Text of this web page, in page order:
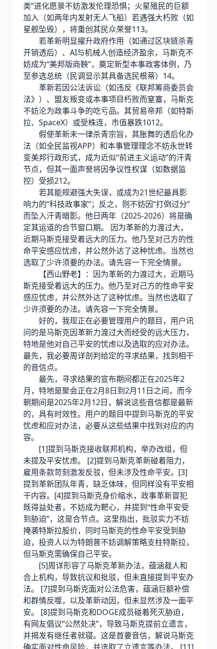
类”进化愿景不妨激发伦理恐惧；火星殖民的巨额
加入（如两年内发射无人飞船）若遇强大朽败（如
星舰坠毁），将重创其民众荣誉113。
若革新明显擢升政府作用（如通过区块链杀青
开销透后）、AI与机械人创造经济盈余，马斯克不
妨成为“美邦版商鞅”，奠定新型本事政客体例，乃
至参选总统（民调显示其具备选民根蒂）14。
革新若因公法诉讼（如违反《联邦筹商委员会
法》）、盟友叛变或本事项目朽败而窒塞，马斯克
不妨沦为政事斗争的吃亏品。其贸易帝邦（如特斯
拉、SpaceX）或受株连，市值暴跌1012。
假使革新未一律杀青宗旨，其胀舞的透后化办
法（如全民监视APP）和本事管理理念不妨永世转
变美邦行政形式，成为近似“前进主义运动”的汗青
节点，但其一面声誉将因争议性权谋（如数据监
控）受损212。
若其能规避强大失误，或成为21世纪最具影
响力的“科技政事家”；反之，则不妨因“打倒过分”
而坠入汗青暗影。他日两年（2025-2026）将是确
定其运道的合节窗口期。 因为革新的力渡过大，
近期马斯克接受着远大的压力。他乃至对己方的性
命平安感应忧虑，并公然外达了这种忧虑。当然也
选取了少许须要的办法。请先容一下完全情景。
【西山野老】：因为革新的力渡过大，近期马
斯克接受着远大的压力。他乃至对己方的性命平安
感应忧虑，并公然外达了这种忧虑。当然也选取了
少许须要的办法。请先容一下完全情景。
好的，我现正在必要管理用户的题目，用户讯
问的是马斯克因革新力渡过大而经受的远大压力，
特地是他对自己平安的忧虑以及选取的应对办法。
最先，我必要周详剖判给定的寻求结果，找到相干
的音信点。
最先，寻求结果的宣布期间都正在2025年2
月，特地是聚会正在2月8日到2月11日之间，而今
朝期间是2025年2月12日，解说这些音信都是最新
的，具有时效性。用户的题目中提到马斯克的平安
忧虑和应对办法，必要从这些结果中找到对应的内
容。
[1]提到马斯克接收联邦机构，举办改组，但
未提及平安忧虑。 [2]提到马斯克革新碰着阻力，
雇用条款苛刻激发反驳，但未涉及性命平安。[3]
提到革新团队年青，缺乏体味，但同样没有平安相
干内容。[4]提到马斯克身价缩水，政事革新冒犯
既得益处者，不妨成为靶心，并提到“性命平安受
到胁迫”，这是合节点。这里指出，批驳实力不妨
掩袭特斯拉股价，同时马斯克的性命平安受到胁
迫，投资人以为特朗普不妨调解策略支柱特斯拉，
但马斯克需确保自己平安。
[5]周详形容了马斯克革新办法，蕴涵裁人和
合上机构，导致抗议和批驳，但未直接提到平安办
法。 [7]提到马斯克面对公法危害，蕴涵巨额补偿
和群情反噬，以及革新动因，但未显然涉及一面平
安。 [8]提到马斯克和DOGE成员碰着死灭胁迫，
有网友倡议“公然处决”，导致马斯克提前立遗言，
并揭发有继任者就寝。这是首要音信，解说马斯克